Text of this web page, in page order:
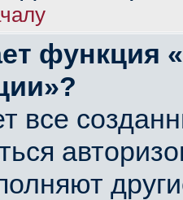
функция
все